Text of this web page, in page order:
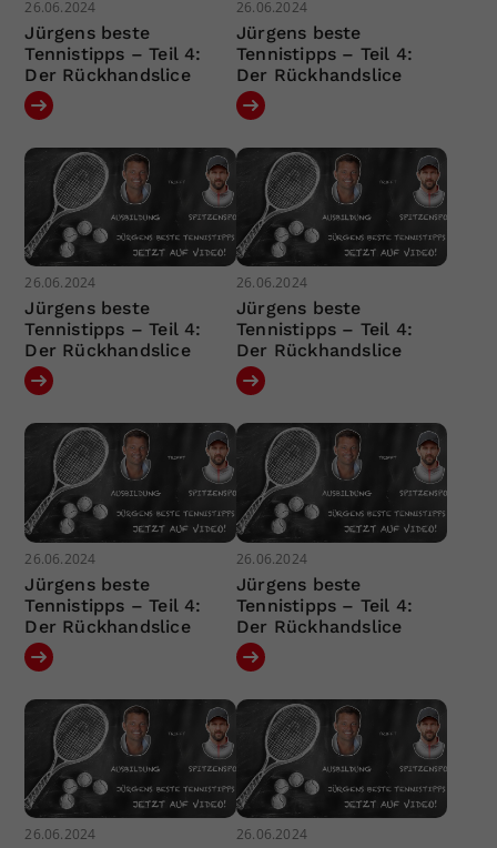
26.06.2024
Jürgens beste
Tennistipps – Teil 4:
Der Rückhandslice
26.06.2024
Jürgens beste
Tennistipps – Teil 4:
Der Rückhandslice
26.06.2024
Jürgens beste
Tennistipps – Teil 4:
Der Rückhandslice
26.06.2024
Jürgens beste
Tennistipps – Teil 4:
Der Rückhandslice
26.06.2024
Jürgens beste
Tennistipps – Teil 4:
Der Rückhandslice
26.06.2024
Jürgens beste
Tennistipps – Teil 4:
Der Rückhandslice
26.06.2024 26.06.2024